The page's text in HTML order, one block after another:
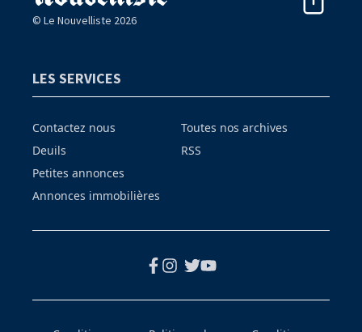
© Le Nouvelliste 2026
LES SERVICES
Contactez nous
Deuils
Petites annonces
Annonces immobilières
Toutes nos archives
RSS